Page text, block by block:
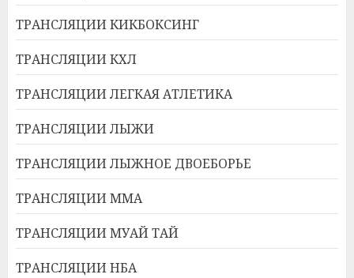
ТРАНСЛЯЦИИ КИКБОКСИНГ
ТРАНСЛЯЦИИ КХЛ
ТРАНСЛЯЦИИ ЛЕГКАЯ АТЛЕТИКА
ТРАНСЛЯЦИИ ЛЫЖИ
ТРАНСЛЯЦИИ ЛЫЖНОЕ ДВОЕБОРЬЕ
ТРАНСЛЯЦИИ ММА
ТРАНСЛЯЦИИ МУАЙ ТАЙ
ТРАНСЛЯЦИИ НБА